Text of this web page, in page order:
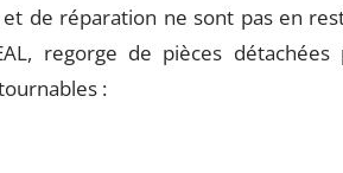
de réparation ne sont pas en
regorge de pièces
: